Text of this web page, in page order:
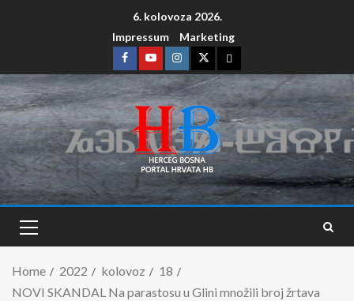
6. kolovoza 2026.
Impressum
Marketing
Home 2022 kolovoz
18
NOVI SKANDAL Na parastosu u Glini množili broj žrtava